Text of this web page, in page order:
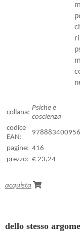
collana:
Psiche e
coscienza
codice
EAN:
pagine: 416
prezzo: € 23,24
acquista
dello stesso